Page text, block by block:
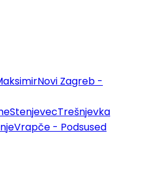
Novi Zagreb -
StenjevecTrešnjevka
Vrapče - Podsused